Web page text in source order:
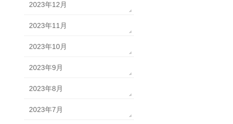
2023年12月
2023年11月
2023年10月
2023年9月
2023年8月
2023年7月